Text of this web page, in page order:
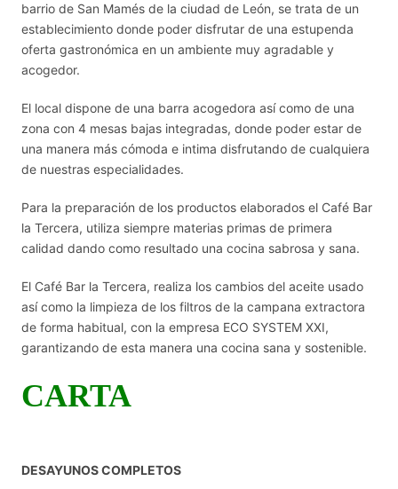
barrio de San Mamés de la ciudad de León, se trata de un
establecimiento donde poder disfrutar de una estupenda
oferta gastronómica en un ambiente muy agradable y
acogedor.
El local dispone de una barra acogedora así como de una
zona con 4 mesas bajas integradas, donde poder estar de
una manera más cómoda e intima disfrutando de cualquiera
de nuestras especialidades.
Para la preparación de los productos elaborados el Café Bar
la Tercera, utiliza siempre materias primas de primera
calidad dando como resultado una cocina sabrosa y sana.
El Café Bar la Tercera, realiza los cambios del aceite usado
así como la limpieza de los filtros de la campana extractora
de forma habitual, con la empresa ECO SYSTEM XXI,
garantizando de esta manera una cocina sana y sostenible.
CARTA
DESAYUNOS COMPLETOS